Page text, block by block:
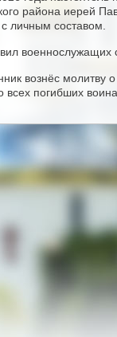
района иерей
личным составом.
военнослужащих
вознёс молитву
всех погибших